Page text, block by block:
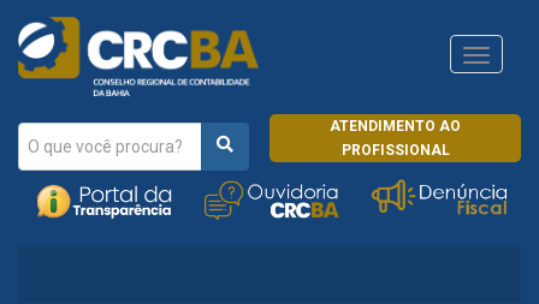
ATENDIMENTO AO
PROFISSIONAL
CRCRJ